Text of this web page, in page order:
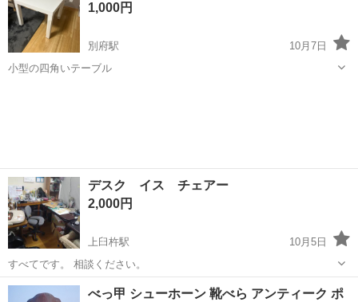
ります♪
1,000円
別府駅
10月7日
小型の四角いテーブル
デスク イス チェアー
2,000円
上臼杵駅
10月5日
すべてです。 相談ください。
大分 臼杵市 上臼杵駅 オフィス用家具
べっ甲 シューホーン 靴べら アンティーク ポ